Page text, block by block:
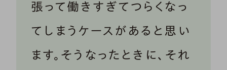
張って働きすぎてつらくなっ
てしまうケースがあると思い
ます。そうなったときに、それ